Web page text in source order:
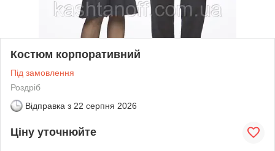
Костюм корпоративний
Під замовлення
Роздріб
Відправка з 22 серпня 2026
Ціну уточнюйте